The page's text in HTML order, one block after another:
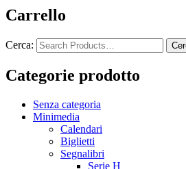
Carrello
Cerca:
Categorie prodotto
Senza categoria
Minimedia
Calendari
Biglietti
Segnalibri
Serie H